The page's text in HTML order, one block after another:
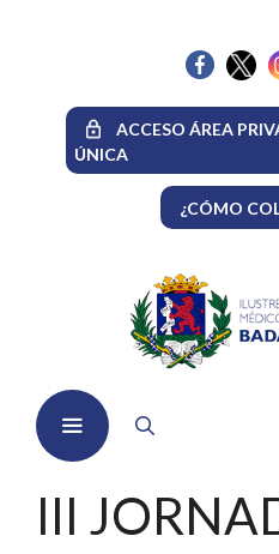
ACCESO ÁREA
ÚNICA
¿CÓMO
Menú
III